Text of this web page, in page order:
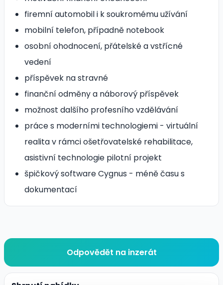
firemní automobil i k soukromému užívání
mobilní telefon, případně notebook
osobní ohodnocení, přátelské a vstřícné
vedení
příspěvek na stravné
finanční odměny a náborový příspěvek
možnost dalšího profesního vzdělávání
práce s moderními technologiemi - virtuální
realita v rámci ošetřovatelské rehabilitace,
asistivní technologie pilotní projekt
špičkový software Cygnus - méně času s
dokumentací
Odpovědět na inzerát